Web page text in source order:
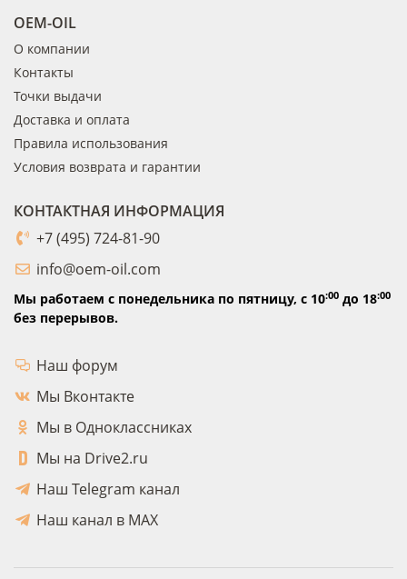
OEM-OIL
О компании
Контакты
Точки выдачи
Доставка и оплата
Правила использования
Условия возврата и гарантии
КОНТАКТНАЯ ИНФОРМАЦИЯ
+7 (495) 724-81-90
info@oem-oil.com
Мы работаем с понедельника по пятницу, с 10:00 до 18:00
без перерывов.
Наш форум
Мы Вконтакте
Мы в Одноклассниках
Мы на Drive2.ru
Наш Telegram канал
Наш канал в MAX